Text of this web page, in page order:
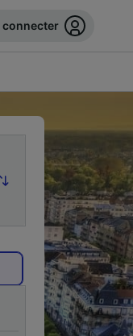
connecter